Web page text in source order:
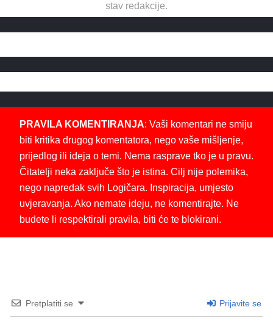
stav redakcije.
PRAVILA KOMENTIRANJA: Vaši komentari ne smiju
biti kritika drugog komentatora, nego vaše mišljenje,
prijedlog ili ideja o temi. Nema rasprave tko je u pravu.
Čitatelji neka zaključe što je istina. Cilj nije polemika,
nego napredak svih Logičara. Inspiracija, umjesto
uvjeravanja. Ako nemate ideju, ne komentirajte. Ne
budete li respektirali pravila, biti će te blokirani.
Pretplatiti se Prijavite se